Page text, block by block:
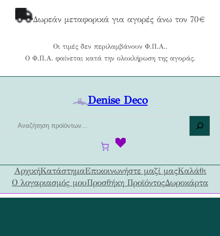
Δωρεάν μεταφορικά για αγορές άνω τον 70€
Οι τιμές δεν περιλαμβάνουν Φ.Π.Α..
Ο Φ.Π.Α. φαίνεται κατά την ολοκλήρωση της αγοράς.
Denise Deco
ή
τ
η
ΑρχικήΚατάστημαΕπικοινωνήστε μαζί μαςΚαλάθι
Ο λογαριασμός μουΠροσθήκη ΠροϊόντοςΔωροκάρτα